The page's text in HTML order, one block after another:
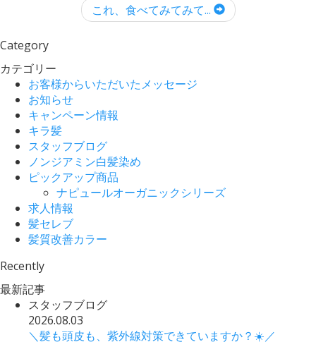
これ、食べてみてみて...
Category
カテゴリー
お客様からいただいたメッセージ
お知らせ
キャンペーン情報
キラ髪
スタッフブログ
ノンジアミン白髪染め
ピックアップ商品
ナピュールオーガニックシリーズ
求人情報
髪セレブ
髪質改善カラー
Recently
最新記事
スタッフブログ
2026.08.03
＼髪も頭皮も、紫外線対策できていますか？☀️／